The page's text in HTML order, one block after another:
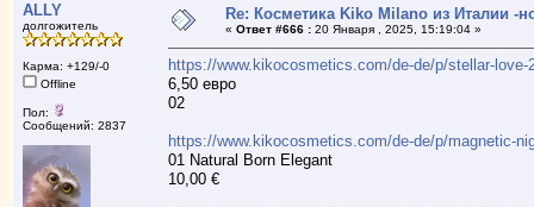
ALLY
долгожитель
Карма: +129/-0
Offline
Пол:
Сообщений: 2837
Re: Косметика Kiko Milano из Италии -
« Ответ #666 :20 Января , 2025, 15:19:04 »
https://www.kikocosmetics.com/de-de/p/stellar-love-
6,50 евро
02
https://www.kikocosmetics.com/de-de/p/magnetic-
01 Natural Born Elegant
10,00 €